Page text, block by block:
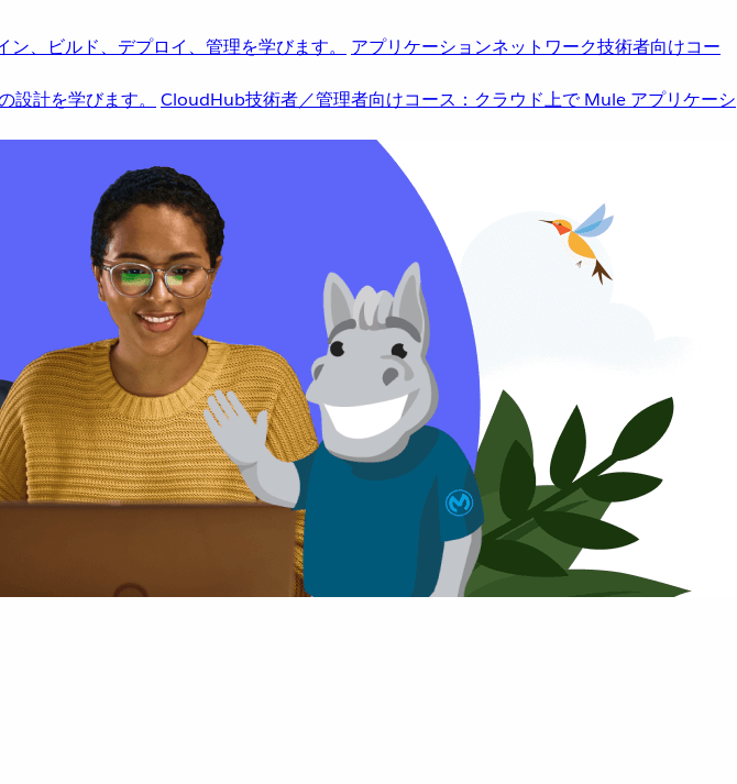
、ビルド、デプロイ、管理を学びます。 アプリケーションネットワーク技術者向けコー
計を学びます。 CloudHub技術者／管理者向けコース：クラウド上で Mule アプリケーシ